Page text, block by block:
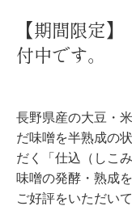
【期間限定
付中です。
長野県産の大豆・
だ味噌を半熟成の
だく「仕込（しこ
味噌の発酵・熟成
ご好評をいただい